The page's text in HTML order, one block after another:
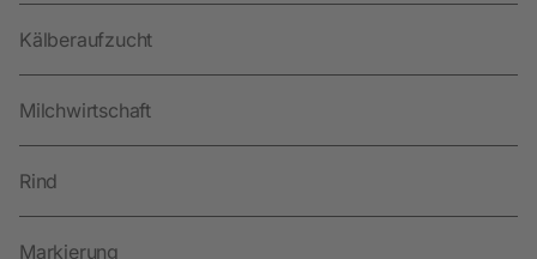
Kälberaufzucht
Milchwirtschaft
Rind
Markierung